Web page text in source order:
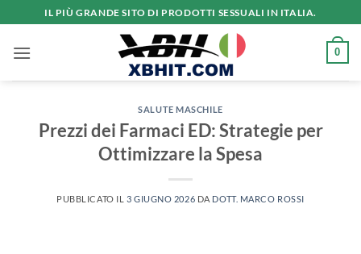
ai
contenuti
IL PIÙ GRANDE SITO DI PRODOTTI SESSUALI IN ITALIA.
0
SALUTE MASCHILE
Prezzi dei Farmaci ED: Strategie per
Ottimizzare la Spesa
PUBBLICATO IL 3 GIUGNO 2026 DA DOTT. MARCO ROSSI